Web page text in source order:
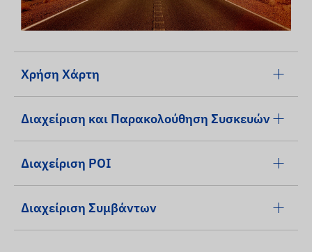
Χρήση Χάρτη
Διαχείριση και Παρακολούθηση Συσκευών
Διαχείριση POI
Διαχείριση Συμβάντων